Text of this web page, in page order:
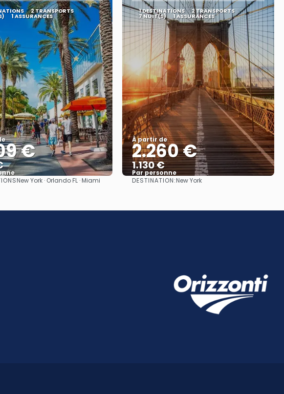
2 TRANSPORTS
1 ASSURANCES
€
Afficher
New York · Orlando FL · Miami
1 DESTINATIONS 2 TRANSPORTS
7 NUIT(S) 1 ASSURANCES
À partir de
2.260 €
1.130 €
Par personne
Afficher
DESTINATION:New York